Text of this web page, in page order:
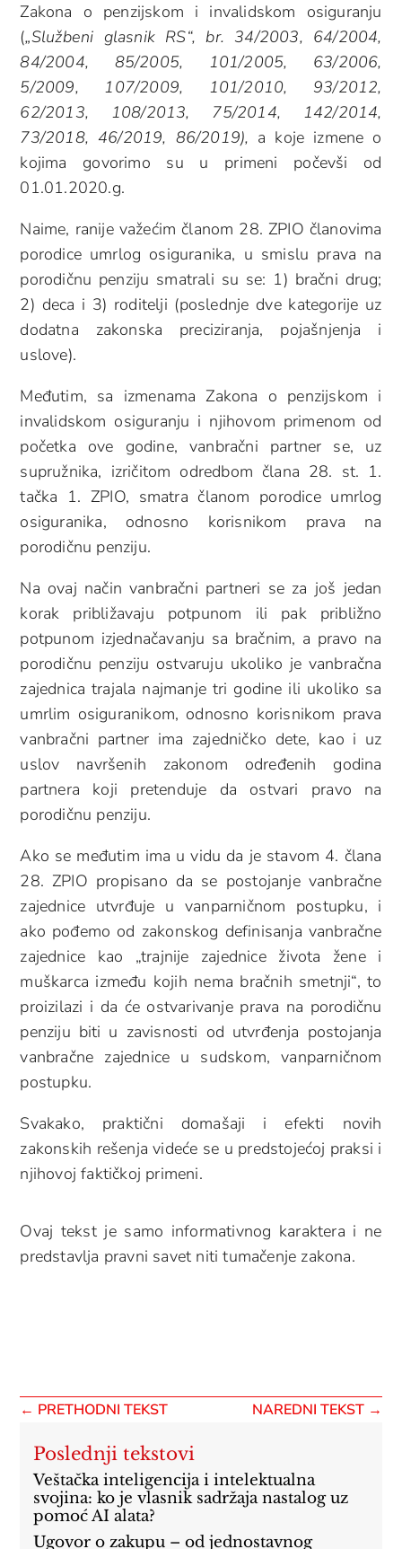
Zakona o penzijskom i invalidskom osiguranju
(„Službeni glasnik RS“, br. 34/2003, 64/2004,
84/2004, 85/2005, 101/2005, 63/2006,
5/2009, 107/2009, 101/2010, 93/2012,
62/2013, 108/2013, 75/2014, 142/2014,
73/2018, 46/2019, 86/2019), a koje izmene o
kojima govorimo su u primeni počevši od
01.01.2020.g.
Naime, ranije važećim članom 28. ZPIO članovima
porodice umrlog osiguranika, u smislu prava na
porodičnu penziju smatrali su se: 1) bračni drug;
2) deca i 3) roditelji (poslednje dve kategorije uz
dodatna zakonska preciziranja, pojašnjenja i
uslove).
Međutim, sa izmenama Zakona o penzijskom i
invalidskom osiguranju i njihovom primenom od
početka ove godine, vanbračni partner se, uz
supružnika, izričitom odredbom člana 28. st. 1.
tačka 1. ZPIO, smatra članom porodice umrlog
osiguranika, odnosno korisnikom prava na
porodičnu penziju.
Na ovaj način vanbračni partneri se za još jedan
korak približavaju potpunom ili pak približno
potpunom izjednačavanju sa bračnim, a pravo na
porodičnu penziju ostvaruju ukoliko je vanbračna
zajednica trajala najmanje tri godine ili ukoliko sa
umrlim osiguranikom, odnosno korisnikom prava
vanbračni partner ima zajedničko dete, kao i uz
uslov navršenih zakonom određenih godina
partnera koji pretenduje da ostvari pravo na
porodičnu penziju.
Ako se međutim ima u vidu da je stavom 4. člana
28. ZPIO propisano da se postojanje vanbračne
zajednice utvrđuje u vanparničnom postupku, i
ako pođemo od zakonskog definisanja vanbračne
zajednice kao „trajnije zajednice života žene i
muškarca između kojih nema bračnih smetnji“, to
proizilazi i da će ostvarivanje prava na porodičnu
penziju biti u zavisnosti od utvrđenja postojanja
vanbračne zajednice u sudskom, vanparničnom
postupku.
Svakako, praktični domašaji i efekti novih
zakonskih rešenja videće se u predstojećoj praksi i
njihovoj faktičkoj primeni.
Ovaj tekst je samo informativnog karaktera i ne
predstavlja pravni savet niti tumačenje zakona.
← PRETHODNI TEKST NAREDNI TEKST→
Poslednji tekstovi
Veštačka inteligencija i intelektualna
svojina: ko je vlasnik sadržaja nastalog uz
pomoć AI alata?
Ugovor o zakupu – od jednostavnog